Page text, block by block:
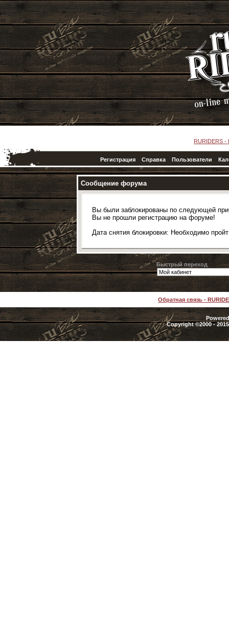
RURIDERS -
Регистрация Справка Пользователи
Сообщение форума
Вы были заблокированы по следующей
Вы не прошли регистрацию на форуме!
Дата снятия блокировки: Необходимо
Быстрый переход
Обратная связь -
Copyright ©2000 -